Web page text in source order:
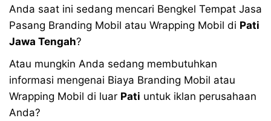
Anda saat ini sedang mencari Bengkel Tempat Jasa
Pasang Branding Mobil atau Wrapping Mobil di Pati
Jawa Tengah?
Atau mungkin Anda sedang membutuhkan
informasi mengenai Biaya Branding Mobil atau
Wrapping Mobil di luar Pati untuk iklan perusahaan
Anda?